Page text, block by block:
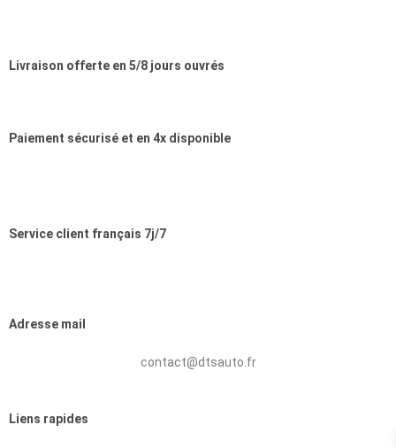
Livraison offerte en 5/8 jours ouvrés
Paiement sécurisé et en 4x disponible
Service client français 7j/7
Adresse mail
contact@dtsauto.fr
Liens rapides